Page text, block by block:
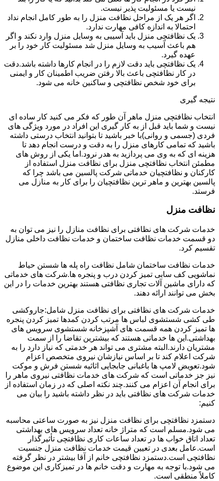
نیست یا مسئولیت پذیر نیست.
اگر هر یک از مراحل نظافت منزل را به طور کامل انجام نداد
احتمالا به اندازه کافی مهارت ندارد.
یک نظافتچی منزل باید آسیبی به وسایل منزل وارد نکند و اگر
هم باعث آسیب به وسایل منزل شد مسئولیت کار خود را بر
عهده گیرد.
یک نظافتچی باید دقت لازم را در انجام کارها داشته باشد.دقت
در کار نظافتچی باعث بالا رفتن ضریب اطمینان کار و ایمنی
برای خود شخص نظافتچی و ساکنین خانه می شود.
نتیجه گیری
انتخاب نظافتچی منزل ماهر آن طور که فکر می کنید کار ساده ای
نیست و شما باید قبل از به کار گیری این افراد در مورد ویژگی های
فردی (جسمی و روانی)با خبر باشید تا بتوانید انتخاب درستی داشته
باشید که تمامی کارهای منزل را به دقت و درست انجام دهد تا
هزینه ای که به وی می پردازید به هدر نرود.اما یکی از روش های
مطمئن انتخاب نظافتچی منزل برای نظافت منزل استفاده از
کارکنان و نظافتچیان خدماتی شرکت پالسین می باشد چرا که
پالسین بهترین و ماهر ترین نظافتچیان را برای کار به منازل می
فرستد.
نظافت منزل
خدمات شرکت های نظافتی برای نظافت منازل را نیز می توان به
دو قسمت خدمات نظافت ساختمان و خدمات نظافت داخلی منازل
تقسیم کرد.
خدمات نظافت ساختمان شامل نظافت راه پله ها شستن حیاط
نماشویی کف سابی تمیز کردن درب و پنجره ها.شرکت های خدماتی
که دارای ماشین آلات تجاری نظافتی هستند بهترین خدمات را در این
بخش می توانند ارائه دهند.
خدمات شرکت های نظافتی برای نظافت منزل شامل:جاروکشی
طی کشی شستشوی لباس ها مرتب کردن کمدها تمیز کردن پنجره
ها تمیز کردن همه قسمت های آشپزخانه شستشوی سرویس های
بهداشتی.این ها خدماتی هستند که بیشترین تقاضا را از سمت
مشتریان دارند.البته مشتری می تواند هر خدمتی که نیاز دارد را به
شرکت اعلام کند تا بر اساس نیازشان نیروی متخصص اعزام
شود.تعویض لامپ ها باغبانی جابجایی اثاثیه شستن فرش و موکت
نیز جز خدماتی است که شرکت های خدمات نظافتی نیروی ماهر را
برای انجام آن اعزام می کنند.چند نکته اصلی که در زمان استفاده از
خدمات شرکت های نظافتی باید در نظر داشته باشید را بیان می
کنیم:
دستمزد نظافتچی برای نظافت منزل نیز به صورت ساعتی محاسبه
می شود.مسلم است که متراژ خانه تعداد سرویس های بهداشتی
تعداد اتاق خواب ها در تعداد ساعات کاری نظافتچی تأثیرگذار
است.عامل بعدی در تعیین قیمت خدمات نظافت منزل جنسیت
نظافتچی است.دستمزد نظافتچی خانم از آقا بیشتر در نظر گرفته
می شود.با توجه به مهارت و دقت خانم ها در تمیزکاری این موضوع
کاملاً منطقی است.